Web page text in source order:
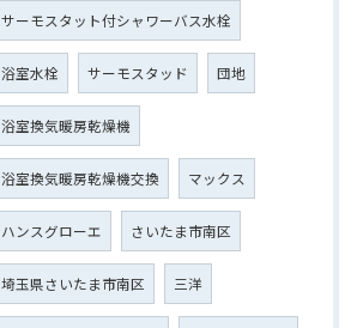
サーモスタット付シャワーバス水栓
浴室水栓 サーモスタッド 団地
浴室換気暖房乾燥機
浴室換気暖房乾燥機交換 マックス
ハンスグローエ さいたま市南区
埼玉県さいたま市南区 三洋